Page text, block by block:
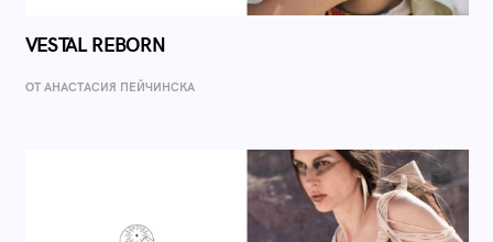
VESTAL REBORN
ОТ AНАСТАСИЯ ПЕЙЧИНСКА